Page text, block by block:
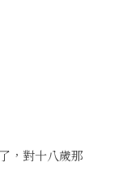
，對十八歲那